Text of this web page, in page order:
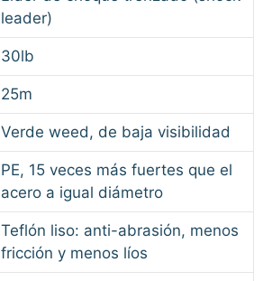
leader)
30lb
25m
Verde weed, de baja visibilidad
PE, 15 veces más fuertes que el
acero a igual diámetro
Teflón liso: anti-abrasión, menos
fricción y menos líos